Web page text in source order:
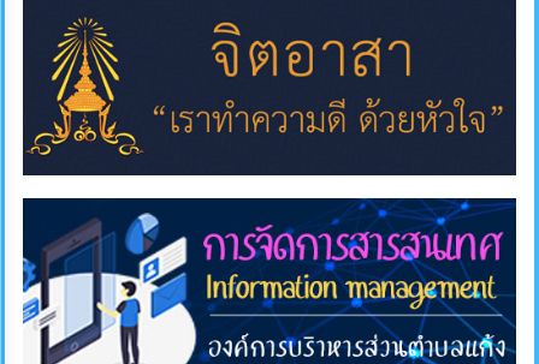
ประมาณ
ประจำ
การ
บริหาร
และ
พัฒนา
ทรัพยากร
บุคคล